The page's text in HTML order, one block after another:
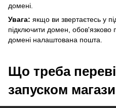
домені.
Увага: якщо ви звертаєтесь у
підключити домен, обов'язково
домені налаштована пошта.
Що треба
запуском